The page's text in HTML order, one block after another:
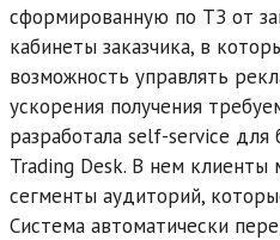
сформированную по ТЗ от
кабинеты заказчика, в
возможность управлять
ускорения получения
разработала self-service для
Trading Desk. В нем клиенты
сегменты аудиторий,
Система автоматически